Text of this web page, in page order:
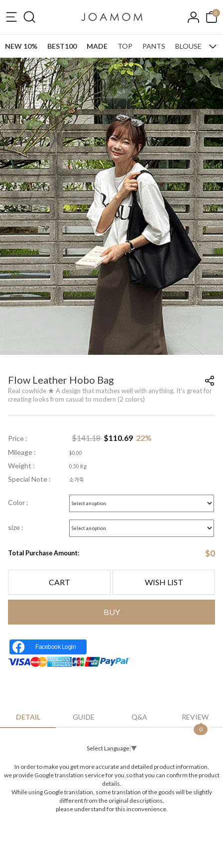
0
NEW 10% BEST100 MADE TOP PANTS BLOUSE
Flow Leather Hobo Bag
Real cowhide ★ A design that matches well with anything. It's great for
creating looks from casual to modern (2 colors)
Price : $141.18 $110.69 22%
Mileage : $0.00
Weight : 0.50 Kg
Special Note : 소가죽
Color :
size :
Total Purchase Amount: $0
CART WISH LIST
BUY
Facebook Login
DETAIL GUIDE Q&A REVIEW
0
Select Language ▼
In order to make you get more accurate and detailed product information,
we provide Google translation service for you,so that you can confirm the product
details.
While using Google translation, some translation of the goods will be slightly
different from the original descriptions,
please understand for this inconvenience.